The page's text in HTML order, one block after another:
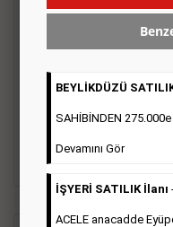
ifade edilebilen
etkilerler ve gazete
oluştururlar.Sabah
BEYLİKDÜZÜ
SAHİBİNDEN 275.000e
Devamını Gör
İŞYERİ SATILIK İlanı
ACELE anacadde